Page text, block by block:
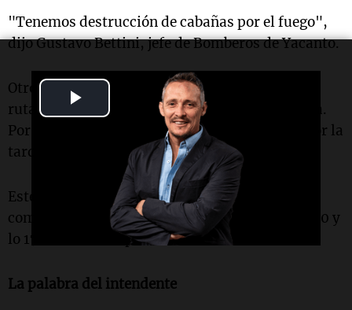
"Tenemos destrucción de cabañas por el fuego",
dijo Gustavo Bettini, jefe de Bomberos de Yacanto.
Otro frente avanzó al este de la localidad, en la
ruta 228, que comunica Yacanto con Santa Rosa.
Por precaución, el tránsito fue interrumpido por la
tarde y luego rehabilitado a la noche.
Este lunes, la tarea de los aviones hidrantes se
complicó por los vientos, que fueron entre los 90 y
lo 170 kilómetros por hora.
La palabra del intendente